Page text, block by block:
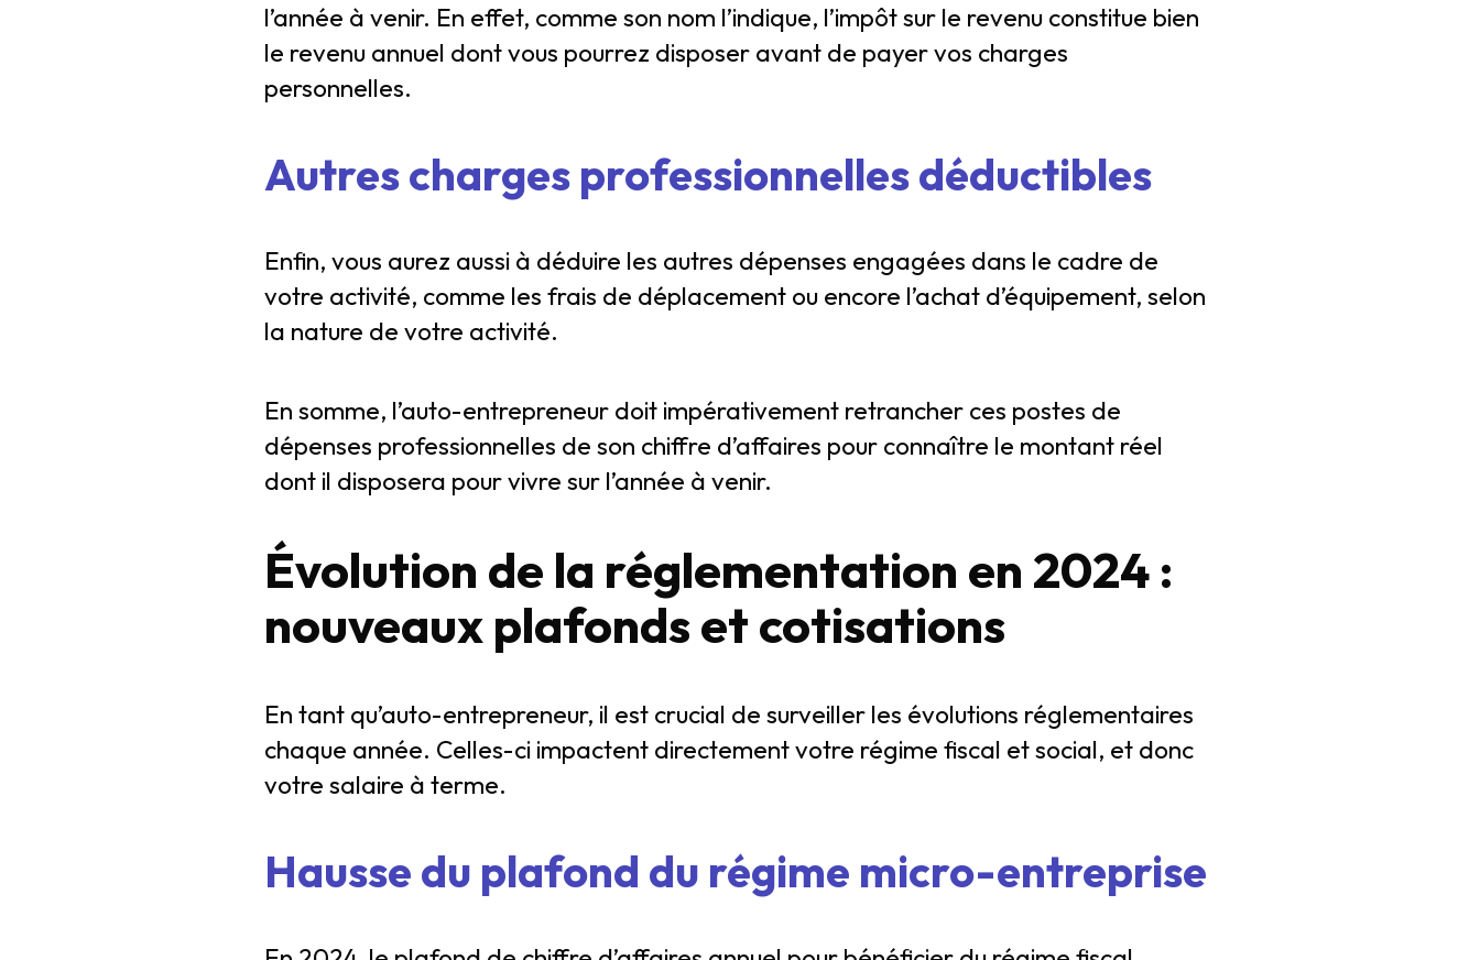
l’année à venir. En effet, comme son nom l’indique, l’impôt sur le revenu constitue bien
le revenu annuel dont vous pourrez disposer avant de payer vos charges
personnelles.
Autres charges professionnelles déductibles
Enfin, vous aurez aussi à déduire les autres dépenses engagées dans le cadre de
votre activité, comme les frais de déplacement ou encore l’achat d’équipement, selon
la nature de votre activité.
En somme, l’auto-entrepreneur doit impérativement retrancher ces postes de
dépenses professionnelles de son chiffre d’affaires pour connaître le montant réel
dont il disposera pour vivre sur l’année à venir.
Évolution de la réglementation en 2024 :
nouveaux plafonds et cotisations
En tant qu’auto-entrepreneur, il est crucial de surveiller les évolutions réglementaires
chaque année. Celles-ci impactent directement votre régime fiscal et social, et donc
votre salaire à terme.
Hausse du plafond du régime micro-entreprise